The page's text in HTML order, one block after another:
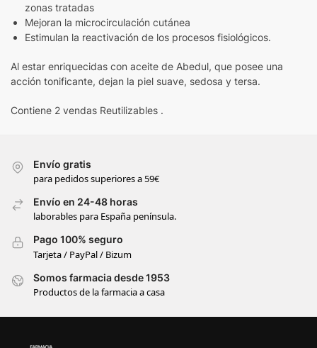
zonas tratadas
Mejoran la microcirculación cutánea
Estimulan la reactivación de los procesos fisiológicos.
Al estar enriquecidas con aceite de Abedul, que posee una
acción tonificante, dejan la piel suave, sedosa y tersa.
Contiene 2 vendas Reutilizables .
Envío gratis
para pedidos superiores a 59€
Envío en 24-48 horas
laborables para España península.
Pago 100% seguro
Tarjeta / PayPal / Bizum
Somos farmacia desde 1953
Productos de la farmacia a casa